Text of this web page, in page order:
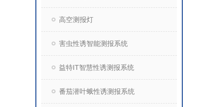
高空测报灯
害虫性诱智能测报系统
益特IT智慧性诱测报系统
番茄潜叶蛾性诱测报系统